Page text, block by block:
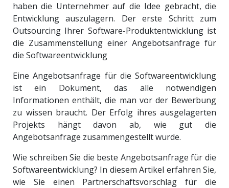
haben die Unternehmer auf die Idee gebracht, die
Entwicklung auszulagern. Der erste Schritt zum
Outsourcing Ihrer Software-Produktentwicklung ist
die Zusammenstellung einer Angebotsanfrage für
die Softwareentwicklung
Eine Angebotsanfrage für die Softwareentwicklung
ist ein Dokument, das alle notwendigen
Informationen enthält, die man vor der Bewerbung
zu wissen braucht. Der Erfolg ihres ausgelagerten
Projekts hängt davon ab, wie gut die
Angebotsanfrage zusammengestellt wurde.
Wie schreiben Sie die beste Angebotsanfrage für die
Softwareentwicklung? In diesem Artikel erfahren Sie,
wie Sie einen Partnerschaftsvorschlag für die